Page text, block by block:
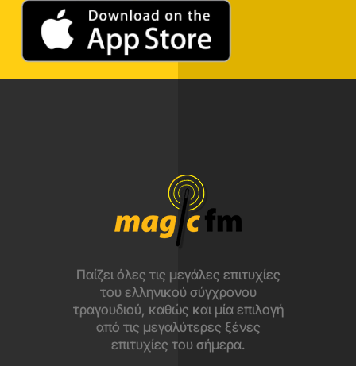
Παίζει όλες τις μεγάλες επιτυχίες
του ελληνικού σύγχρονου
τραγουδιού, καθώς και μία επιλογή
από τις μεγαλύτερες ξένες
επιτυχίες του σήμερα.